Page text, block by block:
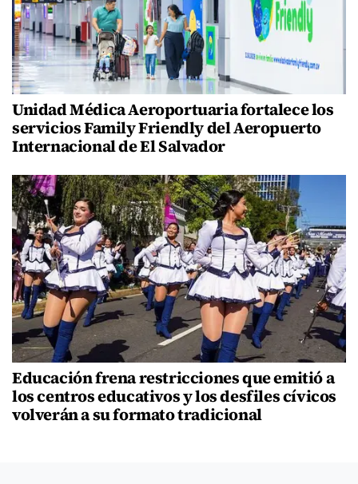
Unidad Médica Aeroportuaria fortalece los
servicios Family Friendly del Aeropuerto
Internacional de El Salvador
Educación frena restricciones que emitió a
los centros educativos y los desfiles cívicos
volverán a su formato tradicional